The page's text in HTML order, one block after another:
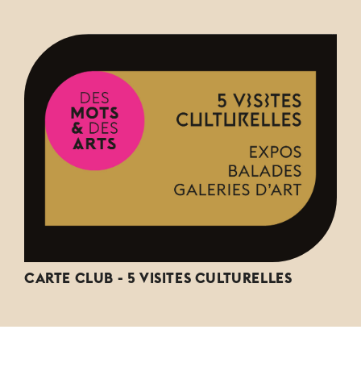
CARTE CLUB - 5 VISITES CULTURELLES